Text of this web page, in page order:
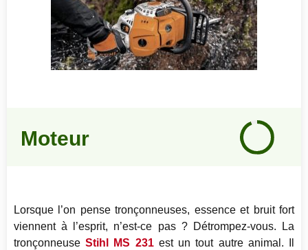
Moteur
avis
94%
Lorsque l’on pense tronçonneuses, essence et bruit fort
viennent à l’esprit, n’est-ce pas ? Détrompez-vous. La
tronçonneuseStihl MS 231est un tout autre animal. Il